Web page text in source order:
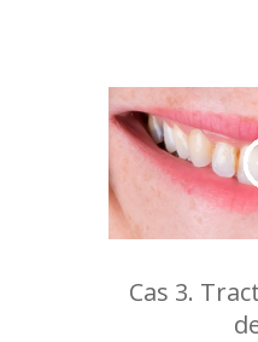
Cas 3.